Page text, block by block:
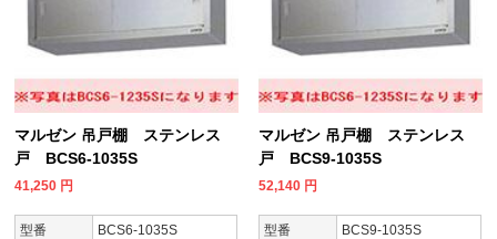
マルゼン 吊戸棚 ステンレス
戸 BCS6-1035S
41,250 円
型番
BCS6-1035S
マルゼン 吊戸棚 ステンレス
戸 BCS9-1035S
52,140 円
型番
BCS9-1035S